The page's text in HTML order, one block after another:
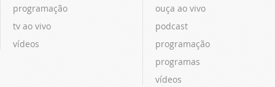
programação
tv ao vivo
vídeos
ouça ao vivo
podcast
programação
programas
vídeos